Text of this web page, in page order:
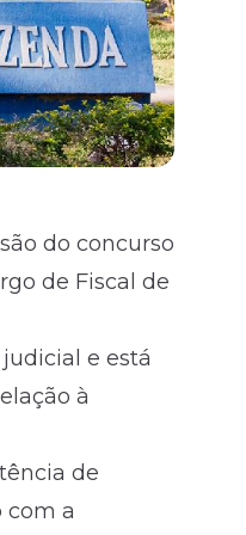
do concurso
de Fiscal de
e está
à
de
com a